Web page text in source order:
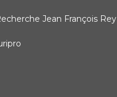
Jean François Rey